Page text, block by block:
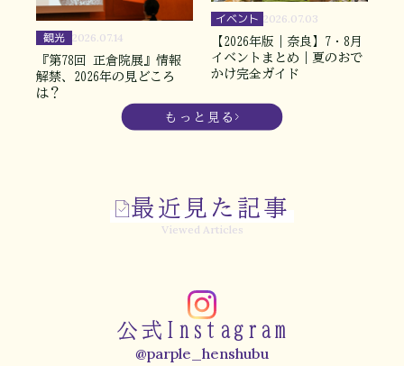
観光 2026.07.14
『第78回 正倉院展』情報
解禁、2026年の見どころ
は？
イベント 2026.07.03
【2026年版｜奈良】7・8月
イベントまとめ｜夏のおで
かけ完全ガイド
もっと見る
最近見た記事
Viewed Articles
公式Instagram
@parple_henshubu